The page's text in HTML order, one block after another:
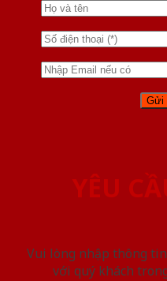
YÊU
Vui lòng nhập thông
với quý khách